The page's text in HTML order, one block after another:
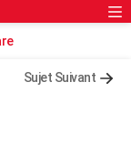
Sujet Suivant